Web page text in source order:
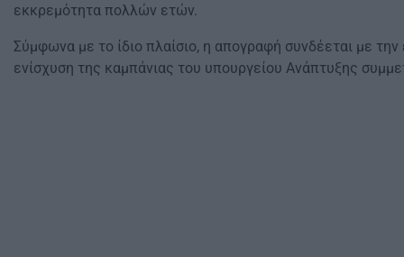
εκκρεμότητα πολλών ετών.
Σύμφωνα με το ίδιο πλαίσιο, η απογραφή συνδέεται με
ενίσχυση της καμπάνιας του υπουργείου Ανάπτυξης